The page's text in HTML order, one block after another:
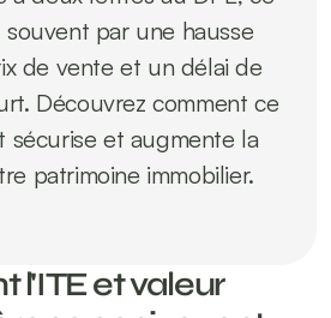
par une hausse
de vente et un délai de
Découvrez comment ce
sécurise et augmente la
patrimoine immobilier.
l'ITE et valeur